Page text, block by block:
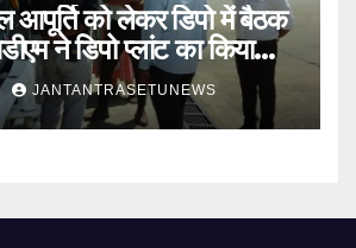
आपूर्ति को लेकर डिपो में बैठक
ने डिपो प्लांट का किया
JANTANTRASETUNEWS